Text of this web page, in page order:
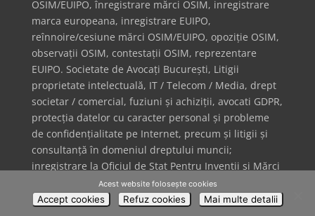
OSIM/EUIPO, înregistrare mărci OSIM, inregistrare
marca europeana, inregistrare EUIPO,
reînnoire/cesiune mărci OSIM/EUIPO, opoziție OSIM,
observații OSIM, contestații OSIM, reprezentare
EUIPO. Societate de Avocați București, Litigii
proprietate intelectuală, IT / Telecom / Media, drept
societar / comercial, fuziuni și achiziții, avocati GDPR,
protecția datelor cu caracter personal și probleme
de confidențialitate pe Internet, precum și litigii și
consultanță în domeniul dreptului muncii;
inregistrare la Oficiul de Stat Pentru Invenții și Mărci
(OSIM) + inregistrare Oficiul European pentru Mărci
și Design (EUIPO); inregistrare marca internationala
Acest website folosește cookies
Accept cookies Refuz cookies Mai multe detalii